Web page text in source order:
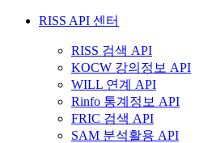
RISS API 센터
RISS 검색 API
KOCW 강의정보 API
WILL 연계 API
Rinfo 통계정보 API
FRIC 검색 API
SAM 분석활용 API